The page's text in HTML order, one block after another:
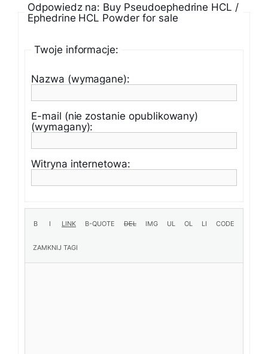
Odpowiedz na: Buy Pseudoephedrine HCL /
Ephedrine HCL Powder for sale
Twoje informacje:
Nazwa (wymagane):
E-mail (nie zostanie opublikowany)
(wymagany):
Witryna internetowa: